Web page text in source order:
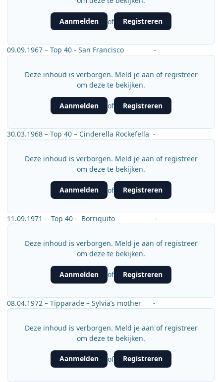
Aanmelden of Registreren
09.09.1967 – Top 40 - San Francisco -
Deze inhoud is verborgen. Meld je aan of registreer
om deze te bekijken.
Aanmelden of Registreren
30.03.1968 – Top 40 – Cinderella Rockefella -
Deze inhoud is verborgen. Meld je aan of registreer
om deze te bekijken.
Aanmelden of Registreren
11.09.1971 - Top 40 - Borriquito -
Deze inhoud is verborgen. Meld je aan of registreer
om deze te bekijken.
Aanmelden of Registreren
08.04.1972 – Tipparade – Sylvia’s mother -
Deze inhoud is verborgen. Meld je aan of registreer
om deze te bekijken.
Aanmelden of Registreren